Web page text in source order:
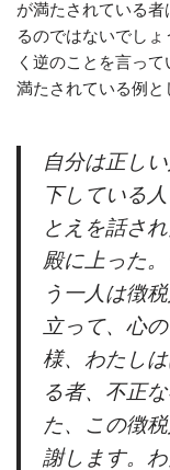
が満たされている
るのではないでし
く逆のことを言っ
満たされている例と
自分は正し
下している
とえを話さ
殿に上った
う一人は徴
立って、心
様、わたし
る者、不正
た、この徴
謝します。